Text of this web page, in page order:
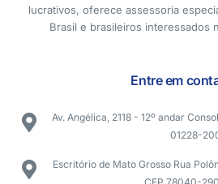
lucrativos, oferece assessoria
Brasil e brasileiros interessados
Entre em
Av. Angélica, 2118 - 12º andar
01228-
Escritório de Mato Grosso Rua